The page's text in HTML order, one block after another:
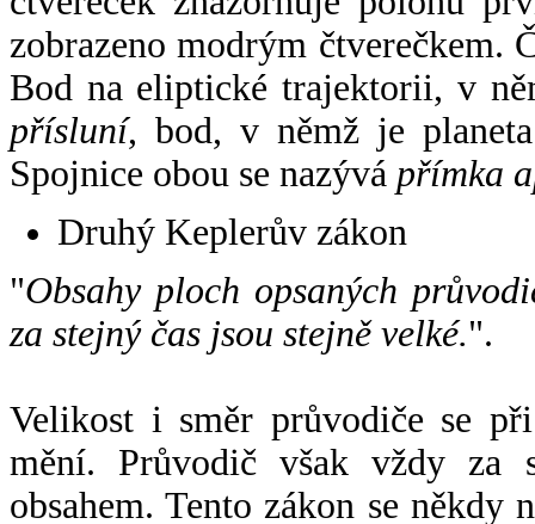
zobrazeno modrým čtverečkem.
Bod na eliptické trajektorii, v
přísluní, bod, v němž je
Spojnice obou se nazývá přímka
Druhý Keplerův zákon
"Obsahy ploch opsaných
za stejný čas jsou stejně velké.".
Velikost i směr průvodiče se
mění. Průvodič však vždy za
obsahem. Tento zákon se někdy